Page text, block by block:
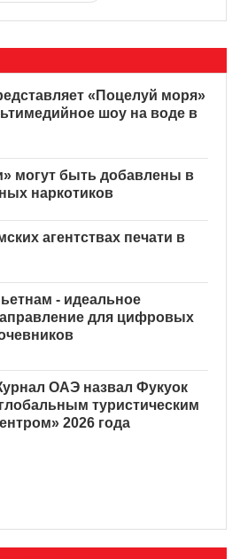
«Поцелуй моря»
шоу на воде в
могут быть добавлены в
наркотиков
агентствах печати в
- идеальное
для цифровых
Фукуок «глобальным
2026 года